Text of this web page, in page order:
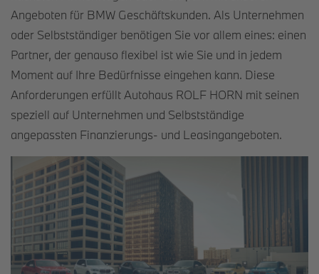
Angeboten für BMW Geschäftskunden. Als Unternehmen
oder Selbstständiger benötigen Sie vor allem eines: einen
Partner, der genauso flexibel ist wie Sie und in jedem
Moment auf Ihre Bedürfnisse eingehen kann. Diese
Anforderungen erfüllt Autohaus ROLF HORN mit seinen
speziell auf Unternehmen und Selbstständige
angepassten Finanzierungs- und Leasingangeboten.